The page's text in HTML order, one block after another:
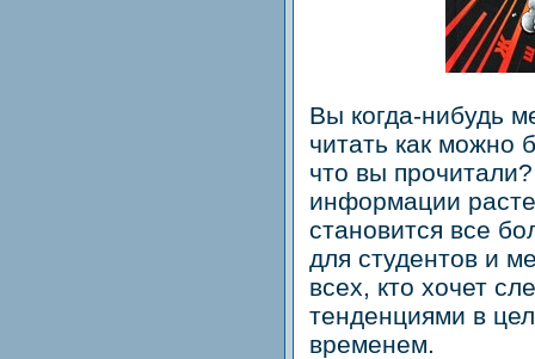
Вы когда-нибудь
читать как можно
что вы
информации
становится все
для студентов и
всех, кто хочет
тенденциями в
временем.